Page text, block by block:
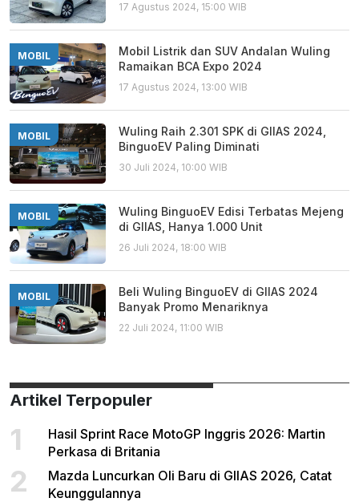
17 Agustus 2024, 15:00 WIB
MOBIL
Mobil Listrik dan SUV Andalan Wuling
Ramaikan BCA Expo 2024
17 Agustus 2024, 13:00 WIB
MOBIL
Wuling Raih 2.301 SPK di GIIAS 2024,
BinguoEV Paling Diminati
30 Juli 2024, 10:00 WIB
MOBIL
Wuling BinguoEV Edisi Terbatas Mejeng
di GIIAS, Hanya 1.000 Unit
26 Juli 2024, 18:00 WIB
MOBIL
Beli Wuling BinguoEV di GIIAS 2024
Banyak Promo Menariknya
22 Juli 2024, 11:00 WIB
Artikel Terpopuler
1
Hasil Sprint Race MotoGP Inggris 2026: Martin
Perkasa di Britania
2
Mazda Luncurkan Oli Baru di GIIAS 2026, Catat
Keunggulannya